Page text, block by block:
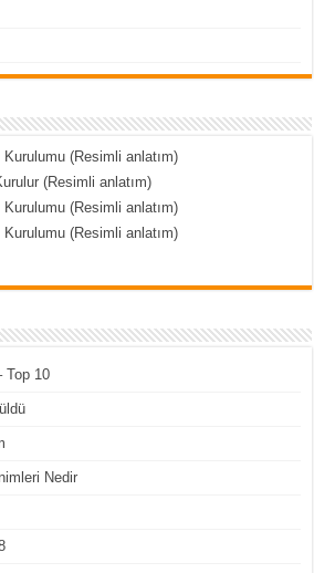
(Resimli anlatım)
(Resimli anlatım)
(Resimli anlatım)
(Resimli anlatım)
Top 10
Nedir